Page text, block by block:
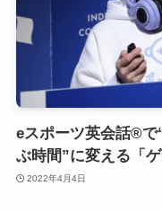
eスポーツ英会話®で
ぶ時間”に変える「
2022年4月4日